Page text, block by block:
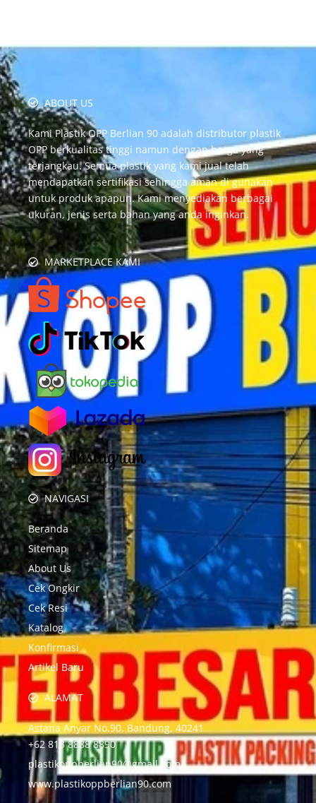
ABOUT US
Kami Plastik OPP Berlian 90 adalah distributor plastik
OPP berkualitas tinggi namun dengan harga yang
terjangkau. Semua plastik yang kami jual telah
mendapatkan sertifikasi sehingga aman di gunakan
untuk produk apapun. Kami menyediakan berbagai
ukuran, jenis serta bahan yang anda inginkan.
MARKETPLACE KAMI
NAVIGASI
Beranda
Sitemap
About Us
Cek Ongkir
Cek Resi
Katalog
Konfirmasi
Artikel Baru
ALAMAT
Astana Anyar No.90, Bandung, 40241
+62 813 8888 8890
plastikoppberlian90@gmail.com
www.plastikoppberlian90.com